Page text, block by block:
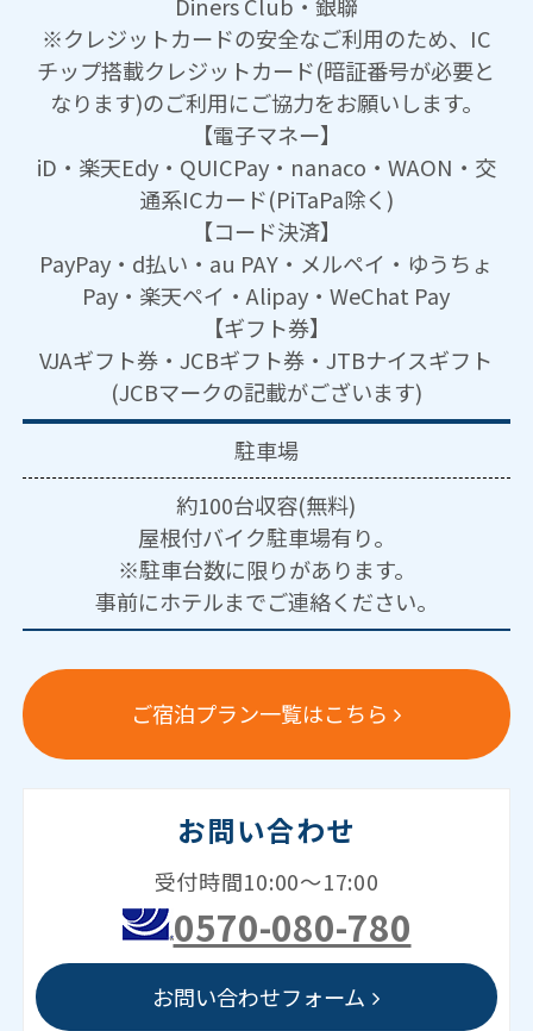
※クレジットカードの安全なご利用のため、IC
チップ搭載クレジットカード(暗証番号が必要と
なります)のご利用にご協力をお願いします。
【電子マネー】
iD・楽天Edy・QUICPay・nanaco・WAON・交
通系ICカード(PiTaPa除く)
【コード決済】
PayPay・d払い・au PAY・メルペイ・ゆうちょ
Pay・楽天ペイ・Alipay・WeChat Pay
【ギフト券】
VJAギフト券・JCBギフト券・JTBナイスギフト
(JCBマークの記載がございます)
駐車場
約100台収容(無料)
屋根付バイク駐車場有り。
※駐車台数に限りがあります。
事前にホテルまでご連絡ください。
ご宿泊プラン一覧はこちら
お問い合わせ
受付時間10:00～17:00
0570-080-780
お問い合わせフォーム